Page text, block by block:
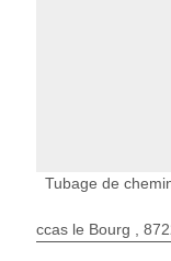
Tubage de
ccas le Bourg ,